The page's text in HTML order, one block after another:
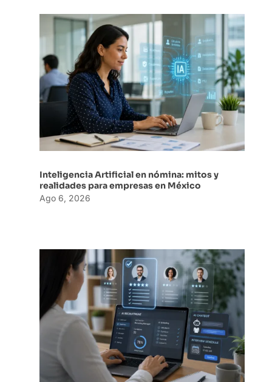
Inteligencia Artificial en nómina: mitos y
realidades para empresas en México
Ago 6, 2026